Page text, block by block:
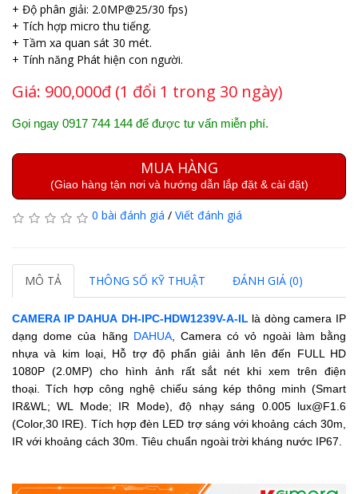
+ Độ phân giải: 2.0MP@25/30 fps)
+ Tích hợp micro thu tiếng.
+ Tầm xa quan sát 30 mét.
+ Tính năng Phát hiện con người.
Giá: 900,000đ (1 đổi 1 trong 30 ngày)
Gọi ngay 0917 744 144 để được tư vấn miễn phí.
MUA HÀNG
(Giao hàng tận nơi và hướng dẫn lắp đặt & cài đặt)
0 bài đánh giá / Viết đánh giá
MÔ TẢ THÔNG SỐ KỸ THUẬT ĐÁNH GIÁ (0)
CAMERA IP DAHUA DH-IPC-HDW1239V-A-IL là dòng camera IP
dạng dome của hãng DAHUA, Camera có vỏ ngoài làm bằng
nhựa và kim loại, Hỗ trợ độ phẩn giải ảnh lên đến FULL HD
1080P (2.0MP) cho hình ảnh rất sắt nét khi xem trên điện
thoại. Tích hợp công nghệ chiếu sáng kép thông minh (Smart
IR&WL; WL Mode; IR Mode), độ nhạy sáng 0.005 lux@F1.6
(Color,30 IRE)
Tích hợp đèn LED trợ sáng với khoảng cách 30m,
IR với khoảng cách 30m. Tiêu chuẩn ngoài trời kháng nước IP67.